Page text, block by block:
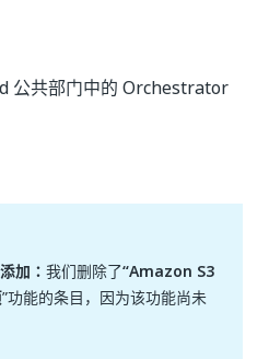
公共部门中的 Orchestrator
加： 我们删除了“Amazon S3
”功能的条目，因为该功能尚未